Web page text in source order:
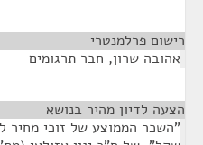
רישום פרלמנטרי
אהובה שרון, חבר תרגומים
הצעה לדיון מהיר בנושא